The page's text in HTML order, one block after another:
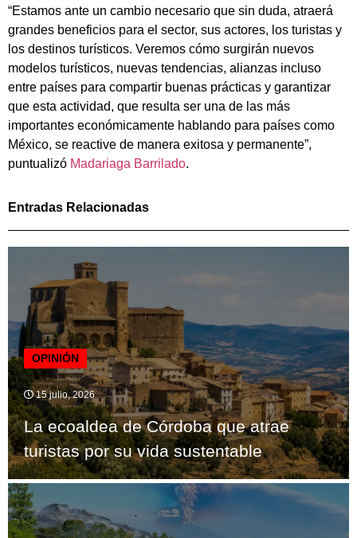
“Estamos ante un cambio necesario que sin duda, atraerá
grandes beneficios para el sector, sus actores, los turistas y
los destinos turísticos. Veremos cómo surgirán nuevos
modelos turísticos, nuevas tendencias, alianzas incluso
entre países para compartir buenas prácticas y garantizar
que esta actividad, que resulta ser una de las más
importantes económicamente hablando para países como
México, se reactive de manera exitosa y permanente”,
puntualizó Madariaga Barrilado.
Entradas Relacionadas
OPINIÓN
15 julio, 2026
La ecoaldea de Córdoba que atrae
turistas por su vida sustentable